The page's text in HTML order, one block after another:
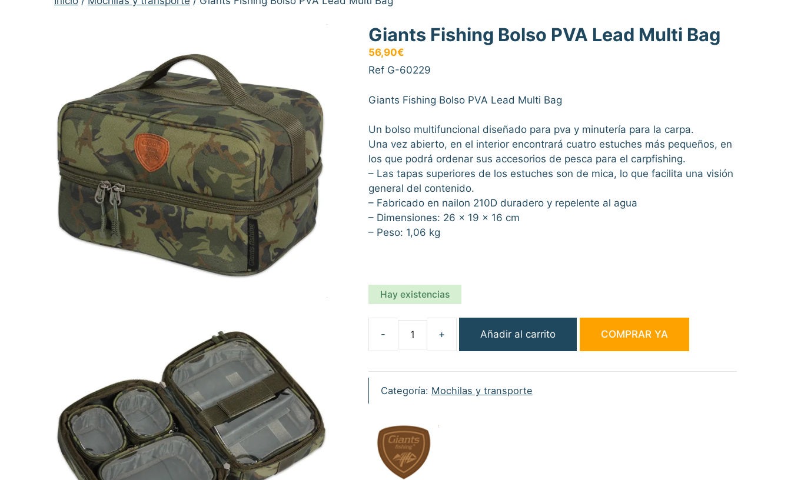
Giants Fishing Bolso PVA Lead Multi Bag
56,90€
Ref G-60229
Giants Fishing Bolso PVA Lead Multi Bag
Un bolso multifuncional diseñado para pva y minutería para la carpa.
Una vez abierto, en el interior encontrará cuatro estuches más pequeños, en
los que podrá ordenar sus accesorios de pesca para el carpfishing.
– Las tapas superiores de los estuches son de mica, lo que facilita una visión
general del contenido.
– Fabricado en nailon 210D duradero y repelente al agua
– Dimensiones: 26 x 19 x 16 cm
– Peso: 1,06 kg
Hay existencias
Bolso
PVA
Bag
cantidad
Añadir al carrito COMPRAR YA
Categoría: Mochilas y transporte